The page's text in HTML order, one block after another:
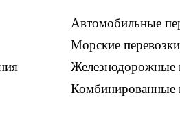
с 3 мая 2026 года
Автомобильные
Морские перевозки
Железнодорожные
Комбинированные